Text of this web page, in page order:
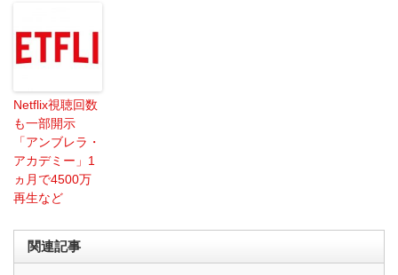
Netflix視聴回数
も一部開示
「アンブレラ・
アカデミー」1
ヵ月で4500万
再生など
関連記事